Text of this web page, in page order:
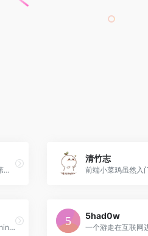
博客用于记录个人经验和学习记录，博主是第一目标读者，当然也供大家参考。
清竹志
A blog website about individual learning, thinking and using
5had0w